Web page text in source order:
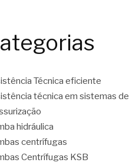
Técnica eficiente
técnica em sistemas de
hidráulica
centrífugas
Centrífugas KSB